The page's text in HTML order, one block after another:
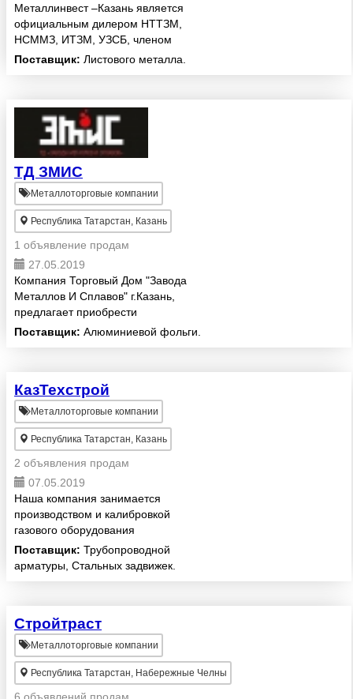
Металлинвест –Казань является
официальным дилером НТТЗМ,
НСММЗ, ИТЗМ, УЗСБ, членом
РСПМ и занимает лидирующие
России в номинации “Лучший
металлоторговец”. О...
Поставщик: Листового металла.
ТД ЗМИС
Металлоторговые компании
Республика Татарстан, Казань
1 объявление продам
27.05.2019
Компания Торговый Дом "Завода
Металлов И Сплавов" г.Казань,
предлагает приобрести
титановый прокат по самым
медная и латунь, прокат
титана(лист...
Поставщик: Алюминиевой фольги.
КазТехстрой
Металлоторговые компании
Республика Татарстан, Казань
2 объявления продам
07.05.2019
Наша компания занимается
производством и калибровкой
газового оборудования
Поставщик: Трубопроводной
арматуры, Стальных задвижек.
Стройтраст
Металлоторговые компании
Республика Татарстан, Набережные Челны